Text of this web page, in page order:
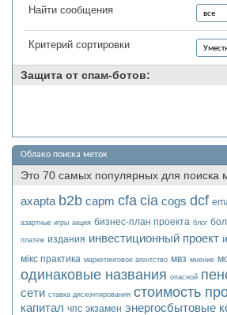
Найти сообщения
Критерий сортировки
Защита от спам-ботов:
Облако поиска меток
Это 70 самых популярных для поиска
axapta b2b capm cfa cia cogs dcf
азартные игры акция бизнес-план проекта блог
платеж издания инвестиционный проект
мікс практика маркетинговое агентство мвз мнение
одинаковые названия опасной
сети ставка дисконтирования стоимость
капитал чпс экзамен энергосбытовые